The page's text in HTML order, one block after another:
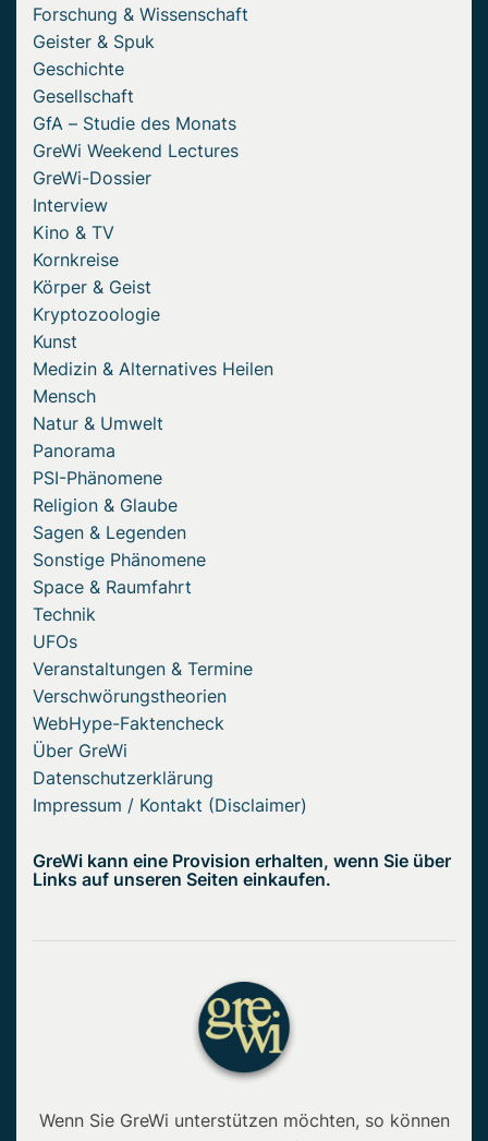
Forschung & Wissenschaft
Geister & Spuk
Geschichte
Gesellschaft
GfA – Studie des Monats
GreWi Weekend Lectures
GreWi-Dossier
Interview
Kino & TV
Kornkreise
Körper & Geist
Kryptozoologie
Kunst
Medizin & Alternatives Heilen
Mensch
Natur & Umwelt
Panorama
PSI-Phänomene
Religion & Glaube
Sagen & Legenden
Sonstige Phänomene
Space & Raumfahrt
Technik
UFOs
Veranstaltungen & Termine
Verschwörungstheorien
WebHype-Faktencheck
Über GreWi
Datenschutzerklärung
Impressum / Kontakt (Disclaimer)
GreWi kann eine Provision erhalten, wenn Sie über
Links auf unseren Seiten einkaufen.
Wenn Sie GreWi unterstützen möchten, so können